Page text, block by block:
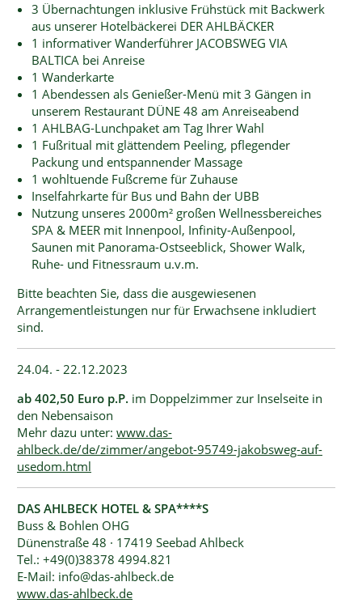
3 Übernachtungen inklusive Frühstück mit Backwerk
aus unserer Hotelbäckerei DER AHLBÄCKER
1 informativer Wanderführer JACOBSWEG VIA
BALTICA bei Anreise
1 Wanderkarte
1 Abendessen als Genießer-Menü mit 3 Gängen in
unserem Restaurant DÜNE 48 am Anreiseabend
1 AHLBAG-Lunchpaket am Tag Ihrer Wahl
1 Fußritual mit glättendem Peeling, pflegender
Packung und entspannender Massage
1 wohltuende Fußcreme für Zuhause
Inselfahrkarte für Bus und Bahn der UBB
Nutzung unseres 2000m² großen Wellnessbereiches
SPA & MEER mit Innenpool, Infinity-Außenpool,
Saunen mit Panorama-Ostseeblick, Shower Walk,
Ruhe- und Fitnessraum u.v.m.
Bitte beachten Sie, dass die ausgewiesenen
Arrangementleistungen nur für Erwachsene inkludiert
sind.
24.04. - 22.12.2023
ab 402,50 Euro p.P. im Doppelzimmer zur Inselseite in
den Nebensaison
Mehr dazu unter: www.das-
ahlbeck.de/de/zimmer/angebot-95749-jakobsweg-auf-
usedom.html
DAS AHLBECK HOTEL & SPA****S
Buss & Bohlen OHG
Dünenstraße 48 · 17419 Seebad Ahlbeck
Tel.: +49(0)38378 4994.821
E-Mail: info@das-ahlbeck.de
www.das-ahlbeck.de